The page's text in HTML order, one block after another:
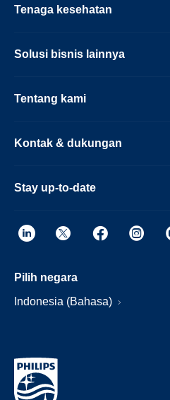
Tenaga kesehatan
Solusi bisnis lainnya
Tentang kami
Kontak & dukungan
Stay up-to-date
Pilih negara
Indonesia (Bahasa)